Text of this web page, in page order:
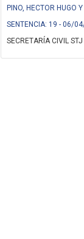
PINO, HECTOR HUGO
SENTENCIA: 19 - 06/
SECRETARÍA CIVIL STJ